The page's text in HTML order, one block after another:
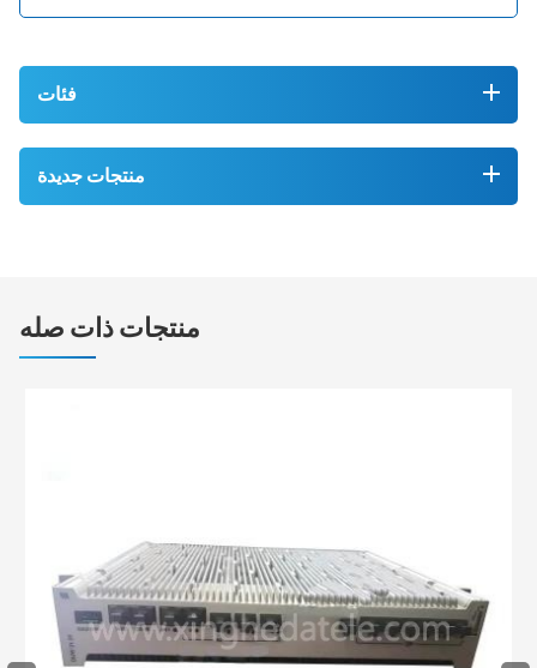
فئات
منتجات جديدة
منتجات ذات صله